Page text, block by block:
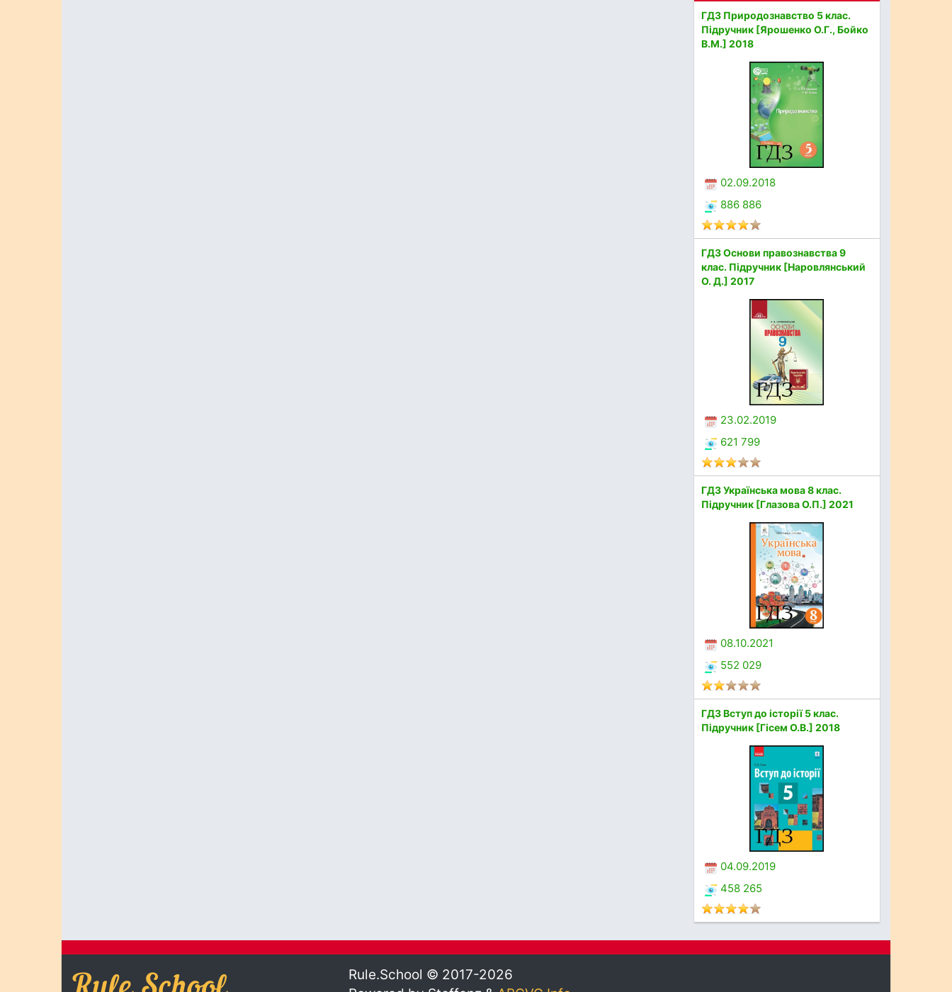
ГДЗ Природознавство 5 клас.
Підручник [Ярошенко О.Г., Бойко
В.М.] 2018
02.09.2018
886 886
ГДЗ Основи правознавства 9
клас. Підручник [Наровлянський
О. Д.] 2017
23.02.2019
621 799
ГДЗ Українська мова 8 клас.
Підручник [Глазова О.П.] 2021
08.10.2021
552 029
ГДЗ Вступ до історії 5 клас.
Підручник [Гісем О.В.] 2018
04.09.2019
458 265
Rule.School © 2017-2026